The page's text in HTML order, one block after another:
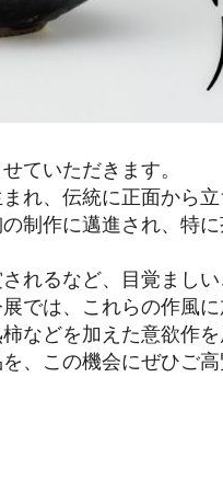
ていただきます。
れ、伝統に正面から
制作に邁進され、特に
れるなど、目覚ましい
では、これらの作風
などを加えた意欲作を
、この機会にぜひご